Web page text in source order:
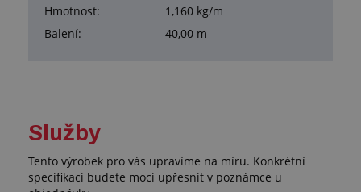
Hmotnost:
1,160 kg/m
Balení:
40,00 m
Služby
Tento výrobek pro vás upravíme na míru. Konkrétní
specifikaci budete moci upřesnit v poznámce u